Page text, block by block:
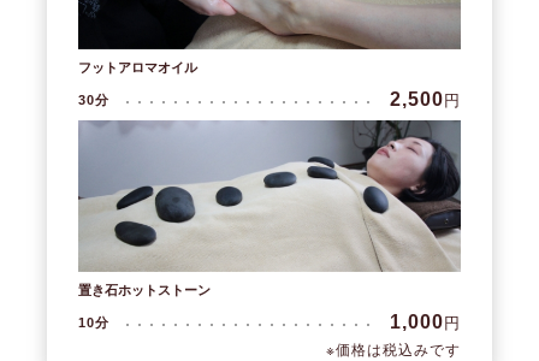
フットアロマオイル
30分 2,500 円
置き石ホットストーン
10分 1,000 円
※価格は税込みです